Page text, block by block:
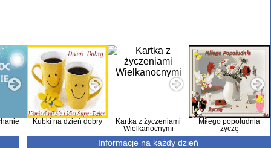
Kubki na dzień dobry
Kartka z życzeniami
Wielkanocnymi
Miłego popołudnia
życzę
Informacje na każdy dzień